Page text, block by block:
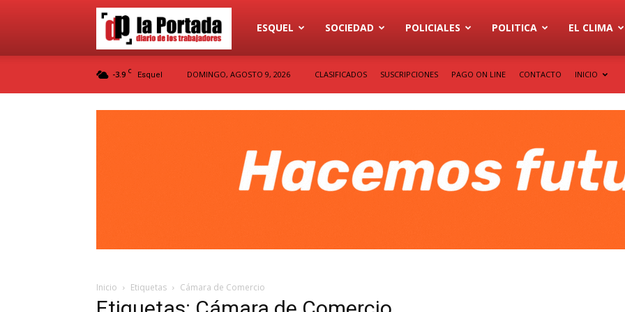
Diario
ESQUEL SOCIEDAD POLICIALES POLITICA EL CLIMA
-3.9 C Esquel DOMINGO, AGOSTO 9, 2026 CLASIFICADOS SUSCRIPCIONES PAGO ON LINE CONTACTO INICIO
Inicio Etiquetas Cámara de Comercio